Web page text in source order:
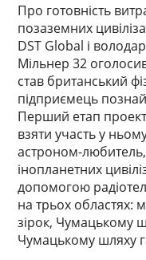
Про готовність
позаземних
DST Global і
Мільнер 32
став британський
підприємець
Перший етап
взяти участь у
астроном-любитель,
інопланетних
допомогою
на трьох областях:
зірок, Чумацькому
Чумацькому шляху